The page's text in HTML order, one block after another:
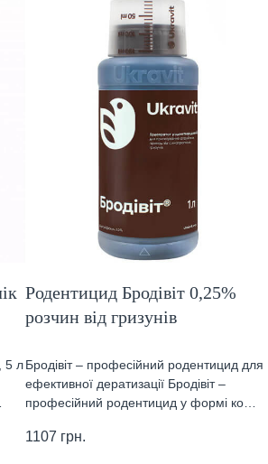
5 л
Родентицид Бродівіт 0,25%
розчин від гризунів
Бродівіт – професійний родентицид для
ефективної дератизації Бродівіт –
професійний родентицид у формі ко…
1107 грн.